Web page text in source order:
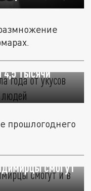
года от
4,5 тысячи
прошлогоднего
смогут